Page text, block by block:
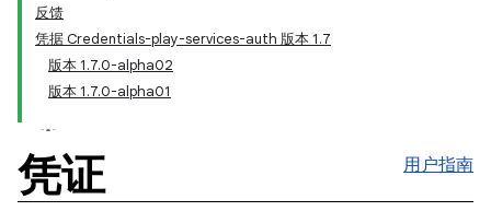
反馈
凭据 Credentials-play-services-auth 版本 1.7
版本 1.7.0-alpha02
版本 1.7.0-alpha01
凭证 用户指南